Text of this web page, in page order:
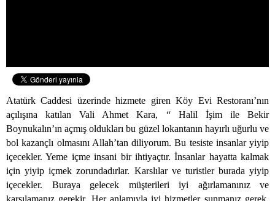
Atatürk Caddesi üzerinde hizmete giren Köy Evi Restoranı’nın
açılışına katılan Vali Ahmet Kara, “ Halil İşim ile Bekir
Boynukalın’ın açmış oldukları bu güzel lokantanın hayırlı uğurlu ve
bol kazançlı olmasını Allah’tan diliyorum. Bu tesiste insanlar yiyip
içecekler. Yeme içme insani bir ihtiyaçtır. İnsanlar hayatta kalmak
için yiyip içmek zorundadırlar. Karslılar ve turistler burada yiyip
içecekler. Buraya gelecek müşterileri iyi ağırlamanınız ve